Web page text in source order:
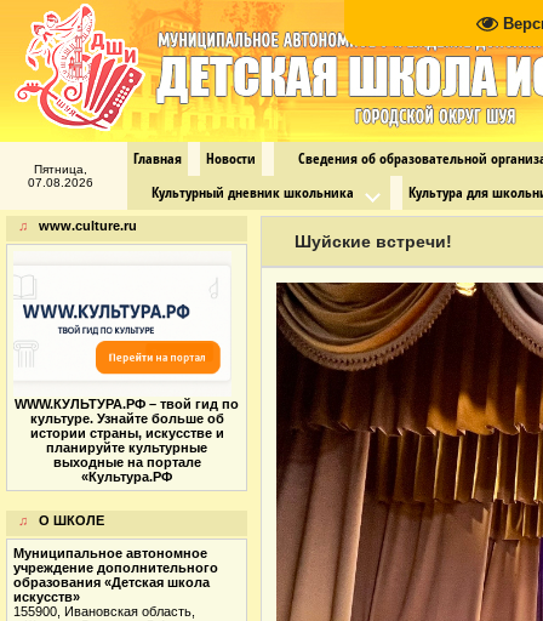
Пятница,
07.08.2026
Главная Новости
Сведения об образовательной
Культурный дневник школьника
Культура для
♫ www.culture.ru
WWW.КУЛЬТУРА.РФ – твой гид по
культуре. Узнайте больше об
истории страны, искусстве и
планируйте культурные
выходные на портале
«Культура.РФ
♫ О ШКОЛЕ
Муниципальное автономное
учреждение дополнительного
образования «Детская школа
искусств»
155900, Ивановская область,
Шуйские встречи!